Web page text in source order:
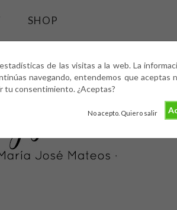
de las visitas a la web. La
navegando, entendemos que aceptas
tu consentimiento. ¿Aceptas?
No acepto. Quiero salir
SHOP